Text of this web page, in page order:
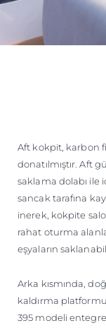
Aft kokpit, karbon
donatılmıştır. Aft
saklama dolabı ile
sancak tarafına
inerek, kokpite
rahat oturma
eşyaların
Arka kısmında,
kaldırma
395 modeli